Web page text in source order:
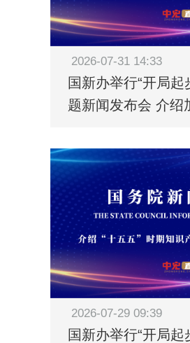
2026-07-31 14:33
国新办举行“开局起
题新闻发布会 介绍
情况
2026-07-29 09:39
国新办举行“开局起